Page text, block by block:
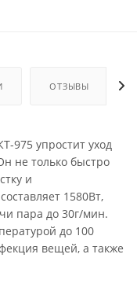
ОТЗЫВЫ
975 упростит уход
не только быстро
и
1580Вт,
пара до 30г/мин.
до 100
вещей, а также